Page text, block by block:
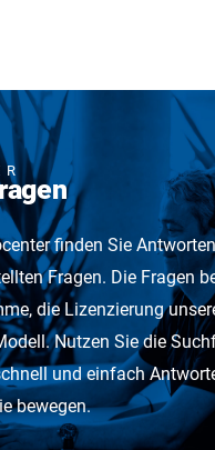
finden Sie
Fragen. Die Fragen
die Lizenzierung
Nutzen Sie die
und einfach
bewegen.